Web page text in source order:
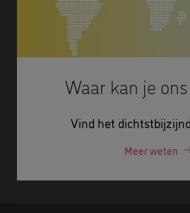
Waar kan je
Vind het
Meer weten